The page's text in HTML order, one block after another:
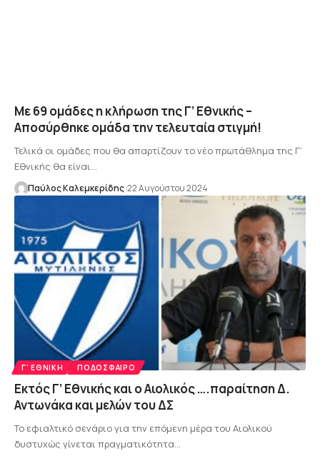
Με 69 ομάδες η κλήρωση της Γ’ Εθνικής –
Αποσύρθηκε ομάδα την τελευταία στιγμή!
Τελικά οι ομάδες που θα απαρτίζουν το νέο πρωτάθλημα της Γ’
Εθνικής θα είναι…
Παύλος Καλεμκερίδης 22 Αυγούστου 2024
Γ' ΕΘΝΙΚΉ ΠΟΔΌΣΦΑΙΡΟ
Εκτός Γ’ Εθνικής και ο Αιολικός ….παραίτηση Δ.
Αντωνάκα και μελών του ΔΣ
Το εφιαλτικό σενάριο για την επόμενη μέρα του Αιολικού
δυστυχώς γίνεται πραγματικότητα…